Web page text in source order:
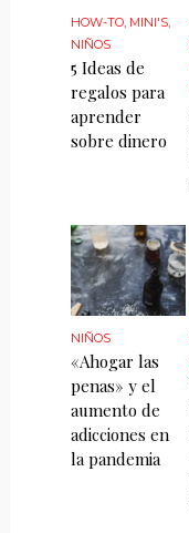
HOW-TO, MINI'S,
NIÑOS
5 Ideas de
regalos para
aprender
sobre dinero
NIÑOS
«Ahogar las
penas» y el
aumento de
adicciones en
la pandemia